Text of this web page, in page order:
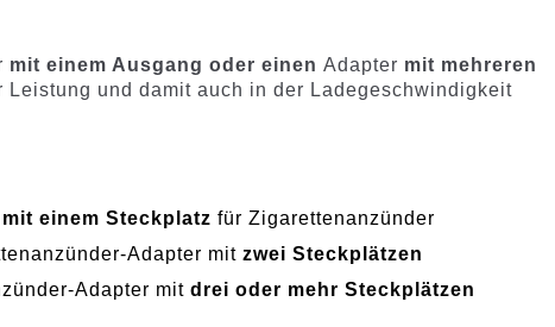
mit einem Ausgang oder einenAdapter mit mehreren
Leistung und damit auch in der Ladegeschwindigkeit
mit einem Steckplatz für Zigarettenanzünder
Adapter mit zwei Steckplätzen
Adapter mit drei oder mehr Steckplätzen